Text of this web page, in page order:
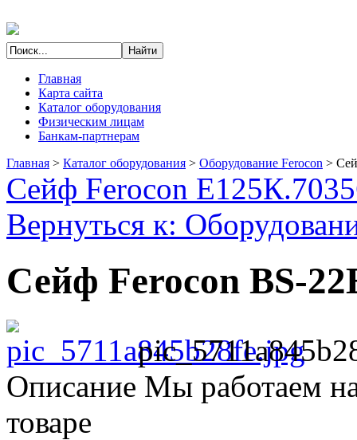
Главная
Карта сайта
Каталог оборудования
Физическим лицам
Банкам-партнерам
Главная > Каталог оборудования > Оборудование Ferocon >
Сейф Ferocon Е125К.7035
Вернуться к:
Сейф Ferocon BS-
Описание Мы работаем
товаре